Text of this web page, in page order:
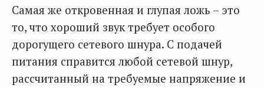
Самая же откровенная и глупая ложь – это
то, что хороший звук требует особого
дорогущего сетевого шнура. С подачей
питания справится любой сетевой шнур,
рассчитанный на требуемые напряжение и